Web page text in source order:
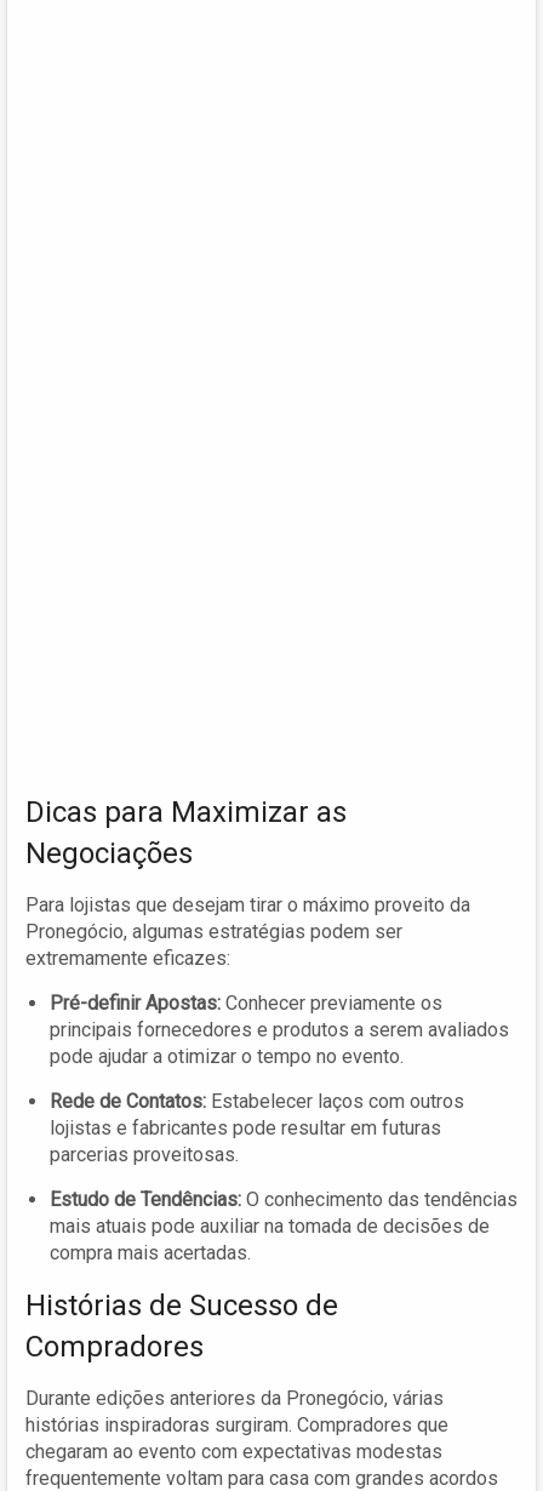
Dicas para Maximizar as
Negociações
Para lojistas que desejam tirar o máximo proveito da
Pronegócio, algumas estratégias podem ser
extremamente eficazes:
Pré-definir Apostas: Conhecer previamente os
principais fornecedores e produtos a serem avaliados
pode ajudar a otimizar o tempo no evento.
Rede de Contatos: Estabelecer laços com outros
lojistas e fabricantes pode resultar em futuras
parcerias proveitosas.
Estudo de Tendências: O conhecimento das tendências
mais atuais pode auxiliar na tomada de decisões de
compra mais acertadas.
Histórias de Sucesso de
Compradores
Durante edições anteriores da Pronegócio, várias
histórias inspiradoras surgiram. Compradores que
chegaram ao evento com expectativas modestas
frequentemente voltam para casa com grandes acordos